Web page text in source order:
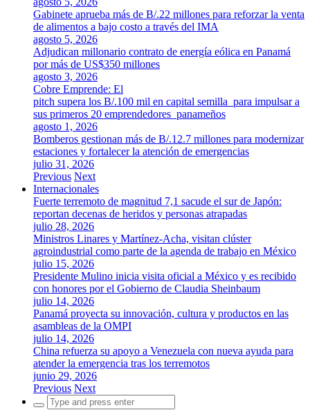
Gabinete aprueba más de B/.22 millones para reforzar la venta
de alimentos a bajo costo a través del IMA
agosto 5, 2026
Adjudican millonario contrato de energía eólica en Panamá
por más de US$350 millones
agosto 3, 2026
Cobre Emprende: El
pitch supera los B/.100 mil en capital semilla para impulsar a
sus primeros 20 emprendedores panameños
agosto 1, 2026
Bomberos gestionan más de B/.12.7 millones para modernizar
estaciones y fortalecer la atención de emergencias
julio 31, 2026
Previous Next
Internacionales
Fuerte terremoto de magnitud 7,1 sacude el sur de Japón:
reportan decenas de heridos y personas atrapadas
julio 28, 2026
Ministros Linares y Martínez-Acha, visitan clúster
agroindustrial como parte de la agenda de trabajo en México
julio 15, 2026
Presidente Mulino inicia visita oficial a México y es recibido
con honores por el Gobierno de Claudia Sheinbaum
julio 14, 2026
Panamá proyecta su innovación, cultura y productos en las
asambleas de la OMPI
julio 14, 2026
China refuerza su apoyo a Venezuela con nueva ayuda para
atender la emergencia tras los terremotos
junio 29, 2026
Previous Next
Search
for: